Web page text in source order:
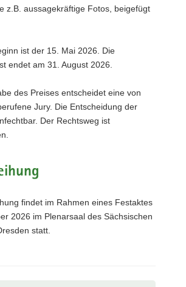
z.B. aussagekräftige Fotos, beigefügt
ist der 15. Mai 2026. Die
endet am 31. August 2026.
des Preises entscheidet eine von
Jury. Die Entscheidung der
Der Rechtsweg ist
findet im Rahmen eines Festaktes
2026 im Plenarsaal des Sächsischen
statt.